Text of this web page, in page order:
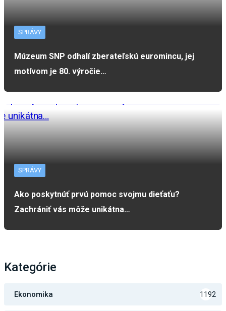
SPRÁVY
Múzeum SNP odhalí zberateľskú euromincu, jej
motívom je 80. výročie…
SPRÁVY
Ako poskytnúť prvú pomoc svojmu dieťaťu?
Zachrániť vás môže unikátna…
Kategórie
Ekonomika 1192